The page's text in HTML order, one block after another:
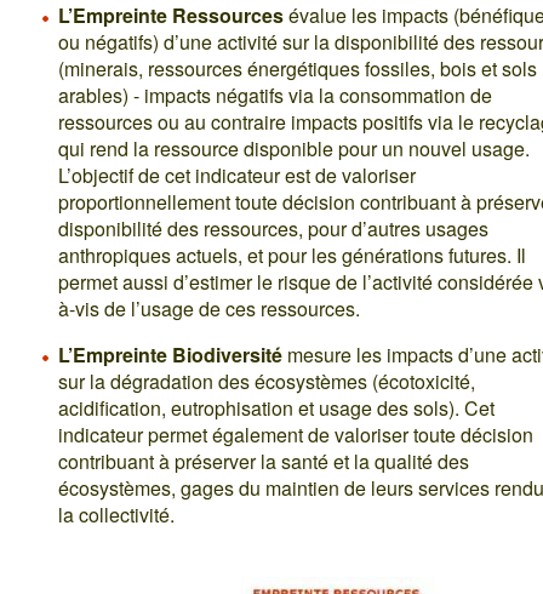
L’Empreinte Ressourcesévalue les impacts
ou négatifs) d’une activité sur la disponibilité des
(minerais, ressources énergétiques fossiles, bois et sols
arables) - impacts négatifs via la consommation de
ressources ou au contraire impacts positifs via le
qui rend la ressource disponible pour un nouvel usage.
L’objectif de cet indicateur est de valoriser
proportionnellement toute décision contribuant à
disponibilité des ressources, pour d’autres usages
anthropiques actuels, et pour les générations futures. Il
permet aussi d’estimer le risque de l’activité considérée
à-vis de l’usage de ces ressources.
L’Empreinte Biodiversité mesure les impacts d’une
sur la dégradation des écosystèmes (écotoxicité,
acidification, eutrophisation et usage des sols). Cet
indicateur permet également de valoriser toute décision
contribuant à préserver la santé et la qualité des
écosystèmes, gages du maintien de leurs services
la collectivité.